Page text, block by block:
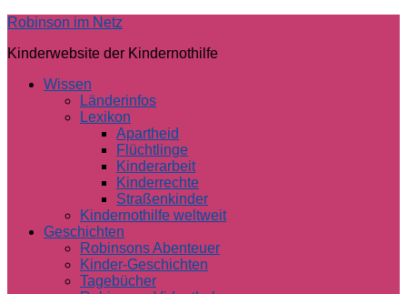
Skip
content
Robinson im Netz
Kinderwebsite der Kindernothilfe
Wissen
Länderinfos
Lexikon
Apartheid
Flüchtlinge
Kinderarbeit
Kinderrechte
Straßenkinder
Kindernothilfe weltweit
Geschichten
Robinsons Abenteuer
Kinder-Geschichten
Tagebücher